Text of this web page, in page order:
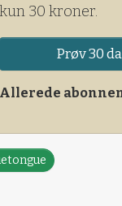
kun 30 kroner.
Prøv 30
Allerede